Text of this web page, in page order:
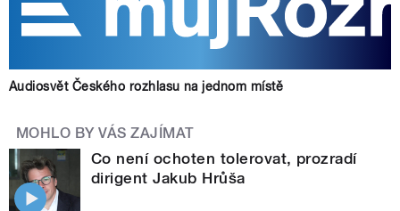
Audiosvět Českého rozhlasu na jednom místě
MOHLO BY VÁS ZAJÍMAT
Co není ochoten tolerovat, prozradí
dirigent Jakub Hrůša